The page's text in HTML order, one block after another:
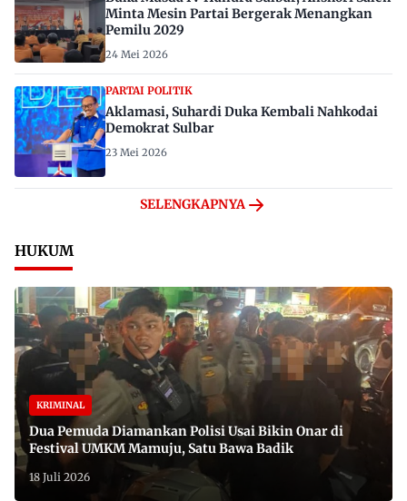
Minta Mesin Partai Bergerak Menangkan
Pemilu 2029
24 Mei 2026
PARTAI POLITIK
Aklamasi, Suhardi Duka Kembali Nahkodai
Demokrat Sulbar
23 Mei 2026
SELENGKAPNYA
HUKUM
KRIMINAL
Dua Pemuda Diamankan Polisi Usai Bikin Onar di
Festival UMKM Mamuju, Satu Bawa Badik
18 Juli 2026